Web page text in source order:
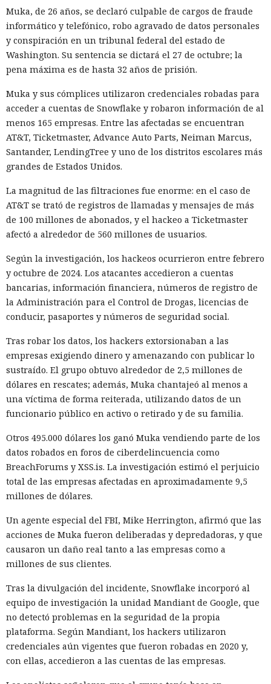
sujetos a revisión, no reveló la naturaleza de posibles
vulnerabilidades ni precisó qué medidas podrían seguir en
caso de detectarse incumplimientos.
La decisión se produjo en medio del empeoramiento de las
disputas comerciales y tecnológicas entre Pekín y
Washington, que ponen en peligro la frágil tregua
alcanzada en las últimas cumbres bilaterales. El día
anterior, el Ministerio de Comercio de China anunció
nuevas restricciones contra empresas estadounidenses y la
exportación de drones a EE. UU., calificándolas como
respuesta a las recientes medidas de Washington contra el
regulador no precisó si estas acciones están relacionadas
con la revisión a Palo Alto.
La presión sobre la compañía no es nueva: ya en enero se
software de más de una decena de desarrolladores
estadounidenses e israelíes de soluciones de
ciberseguridad, incluida Palo Alto Networks. Esta última,
por cierto, se especializa en protección de redes y en la
nube, y tiene oficinas en Pekín, Shanghái, Cantón,
Un escenario similar ya se desarrolló con el fabricante de
chips de memoria Micron Technology. En 2023, la
Administración del Ciberespacio de China determinó que
los productos de la compañía no superaron la revisión y
prohibió a los operadores de infraestructura crítica del país
su negocio y en otoño de 2025 suspendió por completo las
entregas de chips para servidores a los centros de datos
chinos, conservando ventas solo en los sectores automotriz
y móvil.
tiempo que ha superado el marco de aranceles recíprocos y
restricciones a la exportación — ahora están en la mira
empresas concretas y su reputación en mercados
extranjeros. En estas condiciones, los negocios se convierten
cada vez más en instrumentos de medidas de respuesta, y
no simplemente en participantes de la competencia de
mercado.
Muka, de 26 años, se declaró culpable de cargos de fraude
informático y telefónico, robo agravado de datos personales
y conspiración en un tribunal federal del estado de
Washington. Su sentencia se dictará el 27 de octubre; la
pena máxima es de hasta 32 años de prisión.
Muka y sus cómplices utilizaron credenciales robadas para
acceder a cuentas de Snowflake y robaron información de al
menos 165 empresas. Entre las afectadas se encuentran
AT&T, Ticketmaster, Advance Auto Parts, Neiman Marcus,
Santander, LendingTree y uno de los distritos escolares más
grandes de Estados Unidos.
La magnitud de las filtraciones fue enorme: en el caso de
AT&T se trató de registros de llamadas y mensajes de más
de 100 millones de abonados, y el hackeo a Ticketmaster
afectó a alrededor de 560 millones de usuarios.
Según la investigación, los hackeos ocurrieron entre febrero
y octubre de 2024. Los atacantes accedieron a cuentas
bancarias, información financiera, números de registro de
la Administración para el Control de Drogas, licencias de
conducir, pasaportes y números de seguridad social.
Tras robar los datos, los hackers extorsionaban a las
empresas exigiendo dinero y amenazando con publicar lo
sustraído. El grupo obtuvo alrededor de 2,5 millones de
dólares en rescates; además, Muka chantajeó al menos a
una víctima de forma reiterada, utilizando datos de un
funcionario público en activo o retirado y de su familia.
Otros 495.000 dólares los ganó Muka vendiendo parte de los
datos robados en foros de ciberdelincuencia como
BreachForums y XSS.is. La investigación estimó el perjuicio
total de las empresas afectadas en aproximadamente 9,5
millones de dólares.
Un agente especial del FBI, Mike Herrington, afirmó que las
acciones de Muka fueron deliberadas y depredadoras, y que
causaron un daño real tanto a las empresas como a
millones de sus clientes.
Tras la divulgación del incidente, Snowflake incorporó al
equipo de investigación la unidad Mandiant de Google, que
no detectó problemas en la seguridad de la propia
plataforma. Según Mandiant, los hackers utilizaron
credenciales aún vigentes que fueron robadas en 2020 y,
con ellas, accedieron a las cuentas de las empresas.